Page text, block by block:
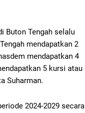
Buton Tengah selalu
mendapatkan 2
mendapatkan 4
5 kursi atau
Suharman.
2024-2029 secara